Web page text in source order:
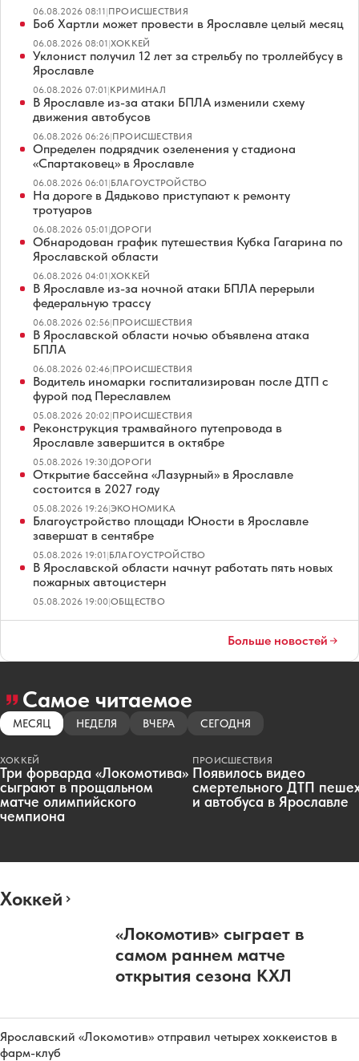
06.08.2026 08:11|ПРОИСШЕСТВИЯ
Боб Хартли может провести в Ярославле целый месяц
06.08.2026 08:01|ХОККЕЙ
Уклонист получил 12 лет за стрельбу по троллейбусу в
Ярославле
06.08.2026 07:01|КРИМИНАЛ
В Ярославле из-за атаки БПЛА изменили схему
движения автобусов
06.08.2026 06:26|ПРОИСШЕСТВИЯ
Определен подрядчик озеленения у стадиона
«Спартаковец» в Ярославле
06.08.2026 06:01|БЛАГОУСТРОЙСТВО
На дороге в Дядьково приступают к ремонту
тротуаров
06.08.2026 05:01|ДОРОГИ
Обнародован график путешествия Кубка Гагарина по
Ярославской области
06.08.2026 04:01|ХОККЕЙ
В Ярославле из-за ночной атаки БПЛА перерыли
федеральную трассу
06.08.2026 02:56|ПРОИСШЕСТВИЯ
В Ярославской области ночью объявлена атака
БПЛА
06.08.2026 02:46|ПРОИСШЕСТВИЯ
Водитель иномарки госпитализирован после ДТП с
фурой под Переславлем
05.08.2026 20:02|ПРОИСШЕСТВИЯ
Реконструкция трамвайного путепровода в
Ярославле завершится в октябре
05.08.2026 19:30|ДОРОГИ
Открытие бассейна «Лазурный» в Ярославле
состоится в 2027 году
05.08.2026 19:26|ЭКОНОМИКА
Благоустройство площади Юности в Ярославле
завершат в сентябре
05.08.2026 19:01|БЛАГОУСТРОЙСТВО
В Ярославской области начнут работать пять новых
пожарных автоцистерн
05.08.2026 19:00|ОБЩЕСТВО
Больше новостей
Самое читаемое
МЕСЯЦ НЕДЕЛЯ ВЧЕРА СЕГОДНЯ
ХОККЕЙ
Три форварда «Локомотива»
сыграют в прощальном
матче олимпийского
чемпиона
ПРОИСШЕСТВИЯ
Появилось видео
смертельного ДТП
и автобуса в Ярославле
Хоккей
«Локомотив» сыграет в
самом раннем матче
открытия сезона КХЛ
Ярославский «Локомотив» отправил четырех хоккеистов в
фарм-клуб